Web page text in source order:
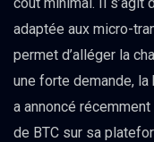
adaptée aux micro-
permet d’alléger la
une forte demande,
a annoncé
de BTC sur sa